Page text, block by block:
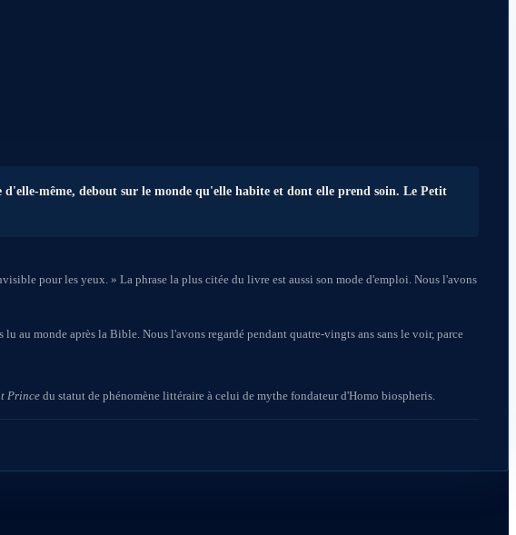
même, debout sur le monde qu'elle habite et dont elle prend soin. Le Petit
pour les yeux. » La phrase la plus citée du livre est aussi son mode d'emploi. Nous l'avons
au monde après la Bible. Nous l'avons regardé pendant quatre-vingts ans sans le voir, parce
Princedu statut de phénomène littéraire à celui de mythe fondateur d'Homo biospheris.